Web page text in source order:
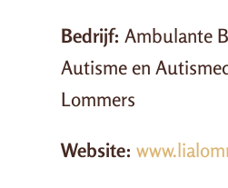
Bedrijf: Ambulante
Autisme en
Lommers
Website: